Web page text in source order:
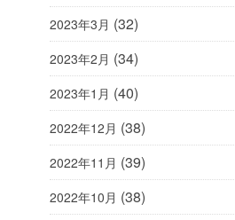
2023年3月 (32)
2023年2月 (34)
2023年1月 (40)
2022年12月 (38)
2022年11月 (39)
2022年10月 (38)